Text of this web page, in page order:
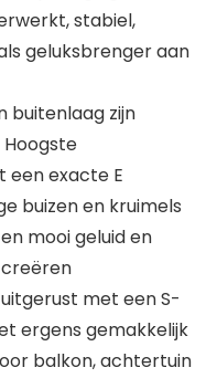
stabiel,
geluksbrenger aan
buitenlaag zijn
een exacte E
buizen en kruimels
mooi geluid en
met een S-
ergens gemakkelijk
balkon, achtertuin